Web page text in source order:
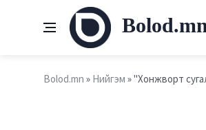
Bolod.mn » Нийгэм » "Хонжворт